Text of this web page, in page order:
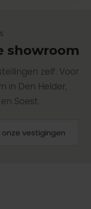
showroom
zelf. Voor
in Den Helder,
Soest.
onze vestigingen